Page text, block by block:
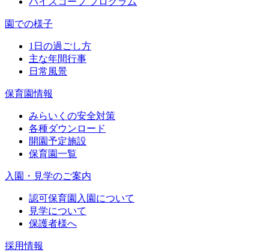
園での様子
1日の過ごし方
主な年間行事
日常風景
保育園情報
みらいくの安全対策
各種ダウンロード
開園予定施設
保育園一覧
入園・見学のご案内
認可保育園入園について
見学について
保護者様へ
採用情報